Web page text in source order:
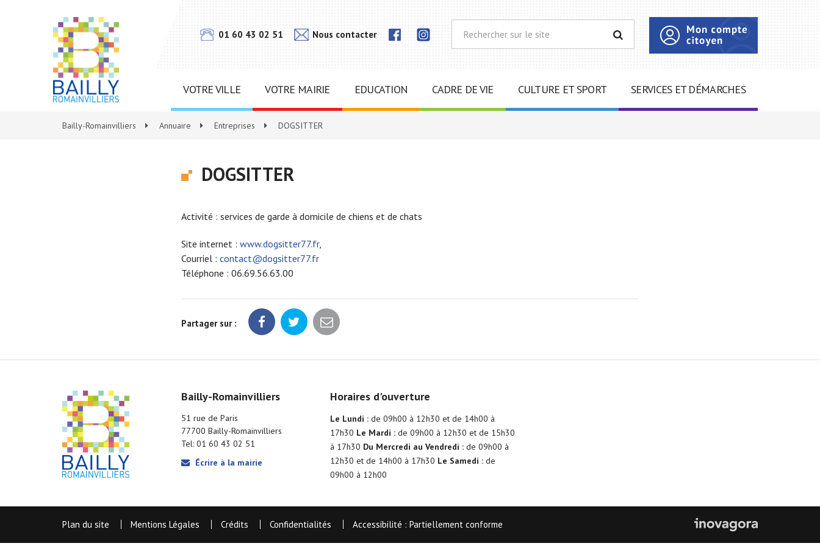
01 60 43 02 51 Nous contacter
Lien
Facebook
RECHERCHER
VOTRE VILLE VOTRE MAIRIE EDUCATION CADRE DE VIE CULTURE ET SPORT SERVICES ET DÉMARCHES
Bailly-Romainvilliers Annuaire Entreprises DOGSITTER
DOGSITTER
Activité : services de garde à domicile de chiens et de chats
Site internet : www.dogsitter77.fr,
Courriel : contact@dogsitter77.fr
Téléphone : 06.69.56.63.00
Partager sur :
Bailly-Romainvilliers
51 rue de Paris
77700 Bailly-Romainvilliers
Tel: 01 60 43 02 51
Écrire à la mairie
Horaires d'ouverture
Le Lundi :de 09h00 à 12h30 et de 14h00 à
17h30 Le Mardi :de 09h00 à 12h30 et de 15h30
à 17h30 Du Mercredi au Vendredi :de 09h00 à
12h30 et de 14h00 à 17h30 Le Samedi :de
09h00 à 12h00
Plan du site Mentions Légales Crédits Confidentialités Accessibilité : Partiellement conforme